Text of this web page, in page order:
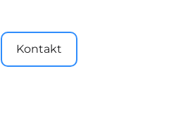
Kontakt